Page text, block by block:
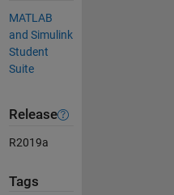
MATLAB
and Simulink
Student
Suite
Release
R2019a
Tags